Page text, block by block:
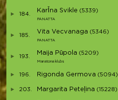
184.
KarĪna Svikle (5339)
PANATTA
185.
Vita Vecvanaga (5346)
PANATTA
193.
Maija Pūpola (5209)
Maratona klubs
196. Rigonda Germova (5094)
203. Margarita Peteļina (15228)